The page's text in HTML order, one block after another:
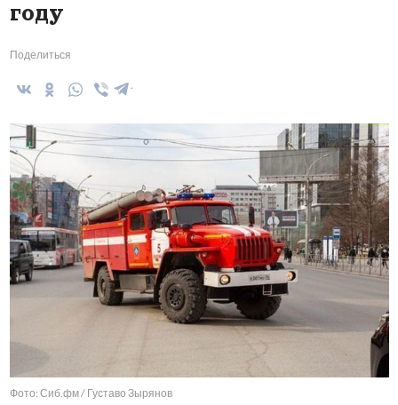
году
Поделиться
Фото: Сиб.фм / Густаво Зырянов